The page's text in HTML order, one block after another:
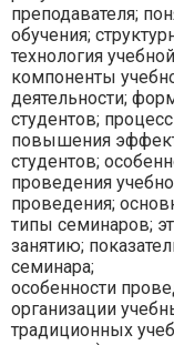
преподавателя;
обучения;
технология
компоненты
деятельности;
студентов;
повышения
студентов;
проведения
проведения;
типы семинаров;
занятию;
семинара;
особенности
организации
традиционных